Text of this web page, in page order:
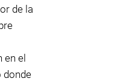
de la
en el
donde